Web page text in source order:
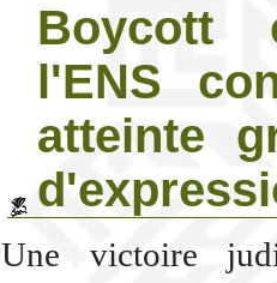
Boycott
l'ENS
atteinte
Une victoire